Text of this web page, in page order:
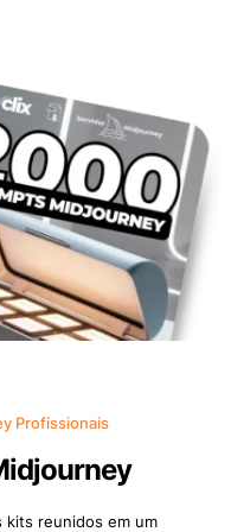
Profissionais
kits reunidos em um